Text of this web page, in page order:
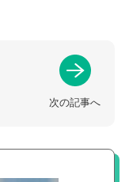
次の記事へ